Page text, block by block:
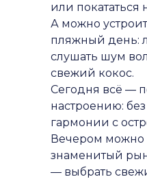
или покататься
А можно
пляжный день:
слушать шум
свежий кокос.
Сегодня всё —
настроению:
гармонии с
Вечером можно
знаменитый
— выбрать